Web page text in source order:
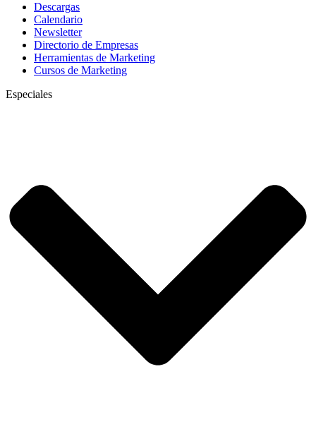
Descargas
Calendario
Newsletter
Directorio de Empresas
Herramientas de Marketing
Cursos de Marketing
Especiales